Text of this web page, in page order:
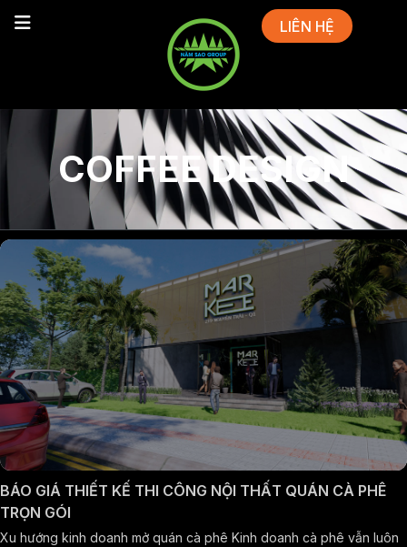
LIÊN HỆ
COFFEE DESIGN
BÁO GIÁ THIẾT KẾ THI CÔNG NỘI THẤT QUÁN CÀ PHÊ
TRỌN GÓI
Xu hướng kinh doanh mở quán cà phê Kinh doanh cà phê vẫn luôn